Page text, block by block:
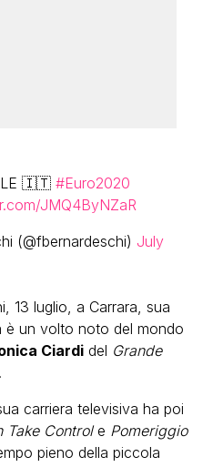
🇮🇹 #Euro2020
JMQ4ByNZaR
(@fbernardeschi) July
13 luglio, a Carrara, sua
è un volto noto del mondo
Ciardi del Grande
carriera televisiva ha poi
Take Controle Pomeriggio
pieno della piccola